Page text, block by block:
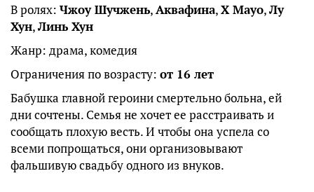
В ролях: Чжоу Шучжень,Аквафина,Х Мауо,Лу
Хун,Линь Хун
Жанр: драма, комедия
Ограничения по возрасту: от 16 лет
Бабушка главной героини смертельно больна, ей
дни сочтены. Семья не хочет ее расстраивать и
сообщать плохую весть. И чтобы она успела со
всеми попрощаться, они организовывают
фальшивую свадьбу одного из внуков.